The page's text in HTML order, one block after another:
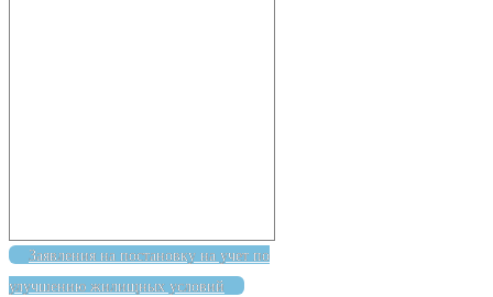
Заявления на постановку на учет по
улучшению жилищных условий